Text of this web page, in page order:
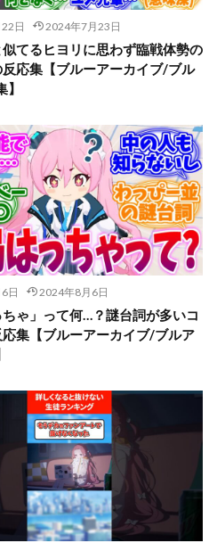
日 2024年7月23日
てるヒヨリに思わず臨戦体勢の
応集【ブルーアーカイブ/ブル
日 2024年8月6日
ゃ」って何…？謎台詞が多いコ
集【ブルーアーカイブ/ブルア